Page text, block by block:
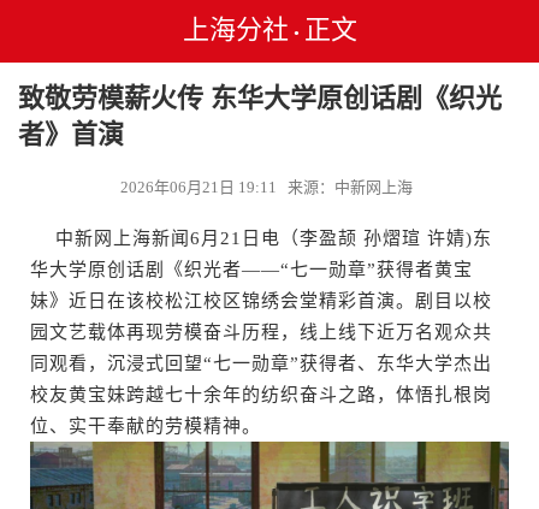
上海分社 • 正文
致敬劳模薪火传 东华大学原创话剧《织光
者》首演
2026年06月21日 19:11 来源：中新网上海
中新网上海新闻6月21日电（李盈颉 孙熠瑄 许婧)东
华大学原创话剧《织光者——“七一勋章”获得者黄宝
妹》近日在该校松江校区锦绣会堂精彩首演。剧目以校
园文艺载体再现劳模奋斗历程，线上线下近万名观众共
同观看，沉浸式回望“七一勋章”获得者、东华大学杰出
校友黄宝妹跨越七十余年的纺织奋斗之路，体悟扎根岗
位、实干奉献的劳模精神。